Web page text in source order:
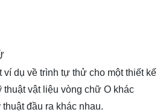
ví dụ về trình tự thử cho một thiết kế
vật liệu vòng chữ O khác
đầu ra khác nhau.